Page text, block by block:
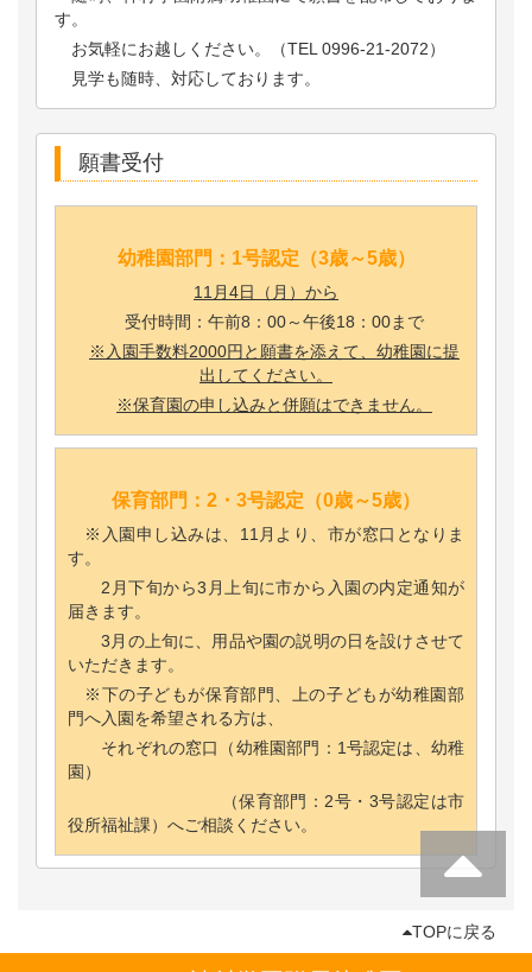
す。
お気軽にお越しください。（TEL 0996-21-2072）
見学も随時、対応しております。
願書受付
幼稚園部門：1号認定（3歳～5歳）
11月4日（月）から
受付時間：午前8：00～午後18：00まで
※入園手数料2000円と願書を添えて、幼稚園に提
出してください。
※保育園の申し込みと併願はできません。
保育部門：2・3号認定（0歳～5歳）
※入園申し込みは、11月より、市が窓口となりま
す。
2月下旬から3月上旬に市から入園の内定通知が
届きます。
3月の上旬に、用品や園の説明の日を設けさせて
いただきます。
※下の子どもが保育部門、上の子どもが幼稚園部
門へ入園を希望される方は、
それぞれの窓口（幼稚園部門：1号認定は、幼稚
園）
（保育部門：2号・3号認定は市
役所福祉課）へご相談ください。
TOPに戻る